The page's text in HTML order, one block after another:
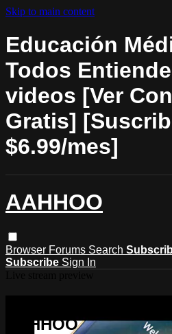
Skip to main content
Educación
Todos
videos [Ver
Gratis]
$6.99/mes]
AAHHOO
Browser Forums Search
Subscribe Sign In
AAHHOO